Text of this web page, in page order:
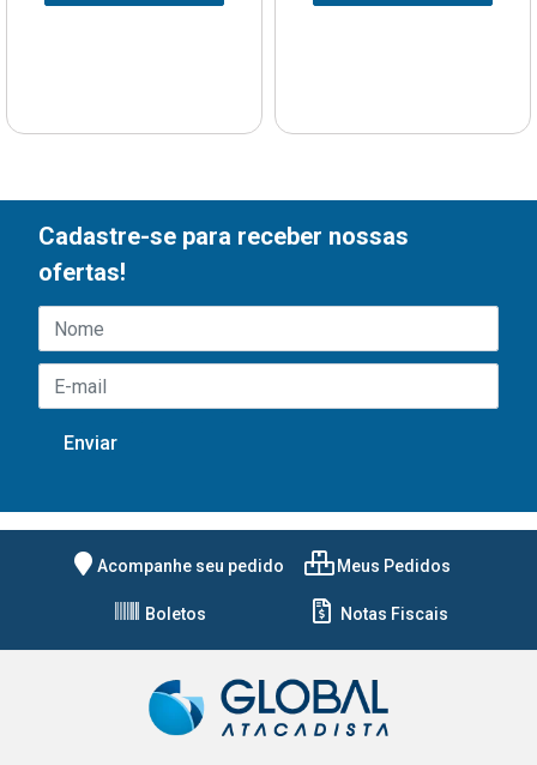
Cadastre-se para receber nossas
ofertas!
Acompanhe seu pedido Meus Pedidos
Boletos Notas Fiscais